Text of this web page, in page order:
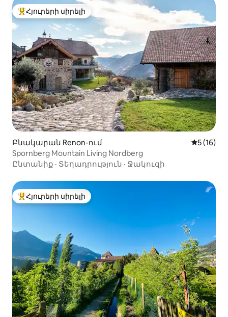
Հյուրերի սիրելի լավագույն տները
Հյուրերի սիրելի
Բնակարան Renon-ում Միջին
5 (16)
Spornberg Mountain Living Nordberg
Ընտանիք · Տեղադրություն · Ջակուզի
Հյուրերի սիրելի լավագույն տները
Հյուրերի սիրելի